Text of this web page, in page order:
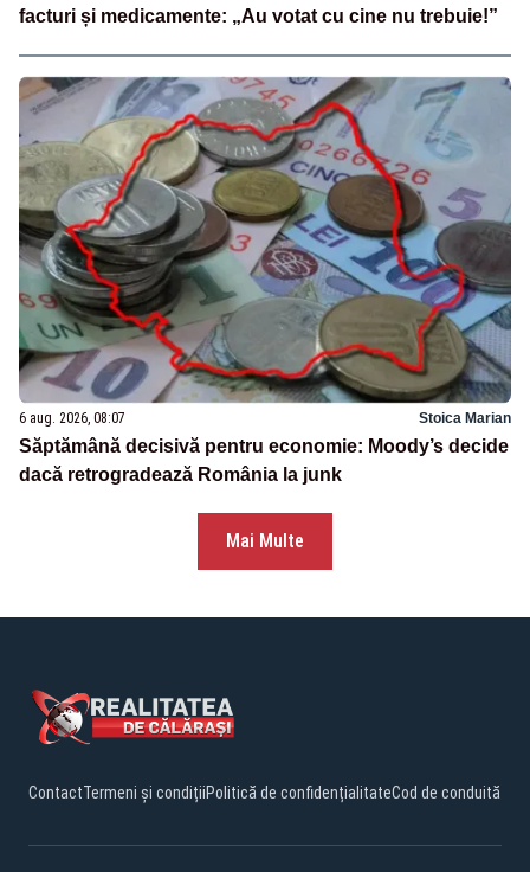
facturi și medicamente: „Au votat cu cine nu trebuie!”
6 aug. 2026, 08:07 Stoica Marian
Săptămână decisivă pentru economie: Moody’s decide
dacă retrogradează România la junk
Mai Multe
ContactTermeni și condițiiPolitică de confidențialitateCod de conduită